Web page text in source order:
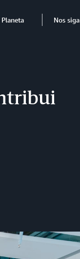
Planeta Nos siga